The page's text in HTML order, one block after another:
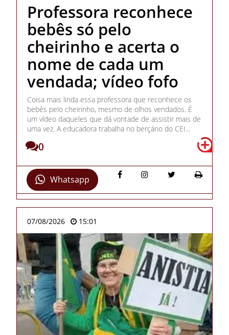
Professora reconhece
bebês só pelo
cheirinho e acerta o
nome de cada um
vendada; vídeo fofo
Coisa mais linda essa professora que reconhece os
bebês pelo cheirinho, mesmo de olhos vendados. É
um vídeo daqueles que dá vontade de assistir mais de
uma vez. A educadora trabalha no berçário do CEI...
0
Whatsapp
07/08/2026 15:01